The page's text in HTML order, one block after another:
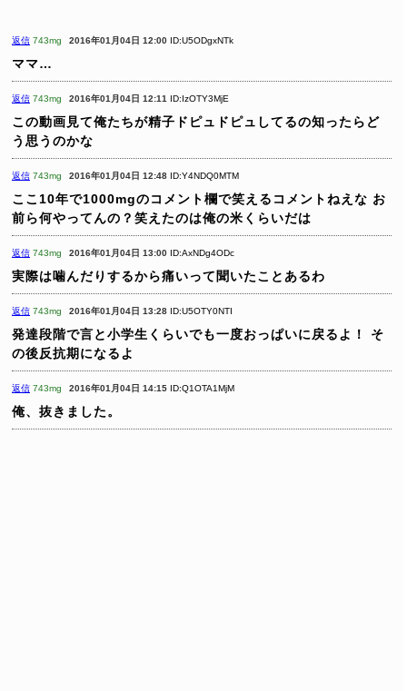
返信 743mg 2016年01月04日 12:00 ID:U5ODgxNTk
ママ…
返信 743mg 2016年01月04日 12:11 ID:IzOTY3MjE
この動画見て俺たちが精子ドピュドピュしてるの知ったらど
う思うのかな
返信 743mg 2016年01月04日 12:48 ID:Y4NDQ0MTM
ここ10年で1000mgのコメント欄で笑えるコメントねえな お
前ら何やってんの？笑えたのは俺の米くらいだは
返信 743mg 2016年01月04日 13:00 ID:AxNDg4ODc
実際は噛んだりするから痛いって聞いたことあるわ
返信 743mg 2016年01月04日 13:28 ID:U5OTY0NTI
発達段階で言と小学生くらいでも一度おっぱいに戻るよ！
そ
の後反抗期になるよ
返信 743mg 2016年01月04日 14:15 ID:Q1OTA1MjM
俺、抜きました。